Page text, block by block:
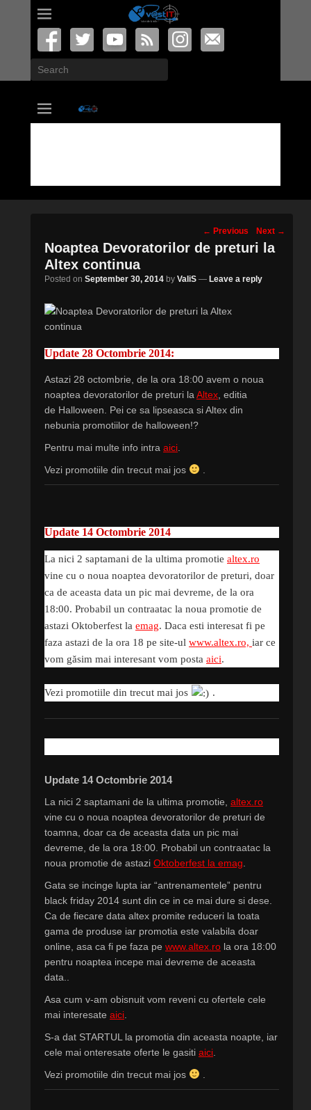
Search
vastIT.ro
Blog de Tehnologie
Post
navigation
← Previous Next →
Noaptea Devoratorilor de preturi la
Altex continua
Posted on September 30, 2014 by ValiS — Leave a reply
Update 28 Octombrie 2014:
Astazi 28 octombrie, de la ora 18:00 avem o noua
noaptea devoratorilor de preturi la Altex , editia
de Halloween. Pei ce sa lipseasca si Altex din
nebunia promotiilor de halloween!?
Pentru mai multe info intra aici
Vezi promotiile din trecut mai jos
Update 14 Octombrie 2014
La nici 2 saptamani de la ultima promotie altex.ro
vine cu o noua noaptea devoratorilor de preturi, doar
ca de aceasta data un pic mai devreme, de la ora
18:00. Probabil un contraatac la noua promotie de
astazi Oktoberfest la emag. Daca esti interesat fi pe
faza astazi de la ora 18 pe site-ul www.altex.ro, iar ce
vom găsim mai interesant vom posta aici.
Vezi promotiile din trecut mai jos .
Update 14 Octombrie 2014
La nici 2 saptamani de la ultima promotie, altex.ro
vine cu o noua noaptea devoratorilor de preturi de
toamna, doar ca de aceasta data un pic mai
devreme, de la ora 18:00. Probabil un contraatac la
noua promotie de astazi Oktoberfest la emag
Gata se incinge lupta iar “antrenamentele” pentru
black friday 2014 sunt din ce in ce mai dure si dese.
Ca de fiecare data altex promite reduceri la toata
gama de produse iar promotia este valabila doar
online, asa ca fi pe faza pe www.altex.ro la ora 18:00
pentru noaptea incepe mai devreme de aceasta
data..
Asa cum v-am obisnuit vom reveni cu ofertele cele
mai interesate aici
S-a dat STARTUL la promotia din aceasta noapte, iar
cele mai onteresate oferte le gasiti aici
Vezi promotiile din trecut mai jos